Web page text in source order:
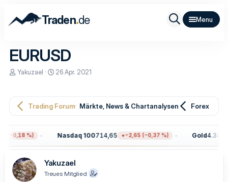
Traden.de
EURUSD
E
e
r
Yakuzael
E
e
a
m
26 Apr. 2021
Trading Forum Märkte, News & Chartanalysen Forex
%) Nasdaq 100714,65 −2,65 (−0,37 %) Gold4.345,70
Yakuzael
Treues Mitglied